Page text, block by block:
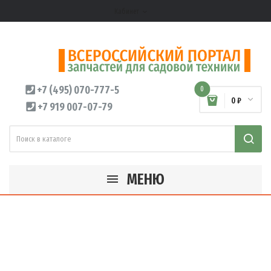
+7 (495) 070-777-5
+7 919 007-07-79
0
0 ₽
МЕНЮ